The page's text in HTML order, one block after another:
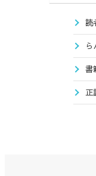
読
ら
書
正